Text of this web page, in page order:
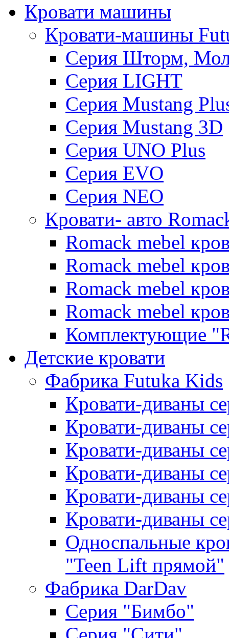
Кровати машины
Кровати-машины
Серия Шторм,
Серия LIGHT
Серия Mustang
Серия Mustang 3D
Серия UNO Plus
Серия EVO
Серия NEO
Кровати- авто
Romack mebel
Romack mebel
Romack mebel
Romack mebel
Комплектующие
Детские кровати
Фабрика Futuka Kids
Кровати-диваны
Кровати-диваны
Кровати-диваны
Кровати-диваны
Кровати-диваны
Кровати-диваны
Односпальные
"Teen Lift прямой"
Фабрика DarDav
Серия "Бимбо"